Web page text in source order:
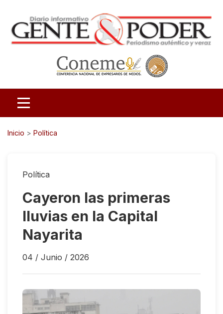
Inicio > Política
Política
Cayeron las primeras
lluvias en la Capital
Nayarita
04 / Junio / 2026